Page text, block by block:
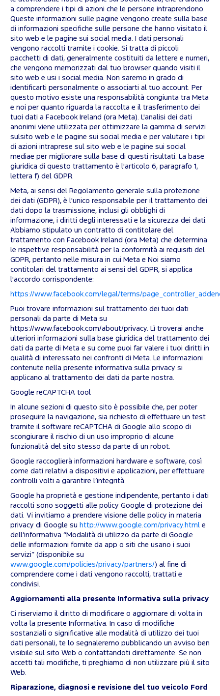
a comprendere i tipi di azioni che le persone intraprendono.
Queste informazioni sulle pagine vengono create sulla base
di informazioni specifiche sulle persone che hanno visitato il
sito web e le pagine sui social media. I dati personali
vengono raccolti tramite i cookie. Si tratta di piccoli
pacchetti di dati, generalmente costituiti da lettere e numeri,
che vengono memorizzati dal tuo browser quando visiti il
sito web e usi i social media. Non saremo in grado di
identificarti personalmente o associarti al tuo account. Per
questo motivo esiste una responsabilità congiunta tra Meta
e noi per quanto riguarda la raccolta e il trasferimento dei
tuoi dati a Facebook Ireland (ora Meta). L'analisi dei dati
anonimi viene utilizzata per ottimizzare la gamma di servizi
sulsito web e le pagine sui social media e per valutare i tipi
di azioni intraprese sul sito web e le pagine sui social
mediae per migliorare sulla base di questi risultati. La base
giuridica di questo trattamento è l'articolo 6, paragrafo 1,
lettera f) del GDPR.
Meta, ai sensi del Regolamento generale sulla protezione
dei dati (GDPR), è l'unico responsabile per il trattamento dei
dati dopo la trasmissione, inclusi gli obblighi di
informazione, i diritti degli interessati e la sicurezza dei dati.
Abbiamo stipulato un contratto di contitolare del
trattamento con Facebook Ireland (ora Meta) che determina
le rispettive responsabilità per la conformità ai requisiti del
GDPR, pertanto nelle misura in cui Meta e Noi siamo
contitolari del trattamento ai sensi del GDPR, si applica
l'accordo corrispondente:
https://www.facebook.com/legal/terms/
Puoi trovare informazioni sul trattamento dei tuoi dati
personali da parte di Meta su
https://www.facebook.com/about/privacy. Lì troverai anche
ulteriori informazioni sulla base giuridica del trattamento dei
dati da parte di Meta e su come puoi far valere i tuoi diritti in
qualità di interessato nei confronti di Meta. Le informazioni
contenute nella presente informativa sulla privacy si
applicano al trattamento dei dati da parte nostra.
Google reCAPTCHA tool
In alcune sezioni di questo sito è possibile che, per poter
proseguire la navigazione, sia richiesto di effettuare un test
tramite il software reCAPTCHA di Google allo scopo di
scongiurare il rischio di un uso improprio di alcune
funzionalità del sito stesso da parte di un robot.
Google raccoglierà informazioni hardware e software, così
come dati relativi a dispositivi e applicazioni, per effettuare
controlli volti a garantire l’integrità.
Google ha proprietà e gestione indipendente, pertanto i dati
raccolti sono soggetti alle policy Google di protezione dei
dati. Vi invitiamo a prendere visione delle policy in materia
privacy di Google su http://www.google.com/privacy.html e
dell’informativa “Modalità di utilizzo da parte di Google
delle informazioni fornite da app o siti che usano i suoi
servizi” (disponibile su
www.google.com/policies/privacy/partners/) al fine di
comprendere come i dati vengono raccolti, trattati e
condivisi.
Aggiornamenti alla presente Informativa sulla privacy
Ci riserviamo il diritto di modificare o aggiornare di volta in
volta la presente Informativa. In caso di modifiche
sostanziali o significative alle modalità di utilizzo dei tuoi
dati personali, te lo segnaleremo pubblicando un avviso ben
visibile sul sito Web o contattandoti direttamente. Se non
accetti tali modifiche, ti preghiamo di non utilizzare più il sito
Web.
Riparazione, diagnosi e revisione del tuo veicolo Ford